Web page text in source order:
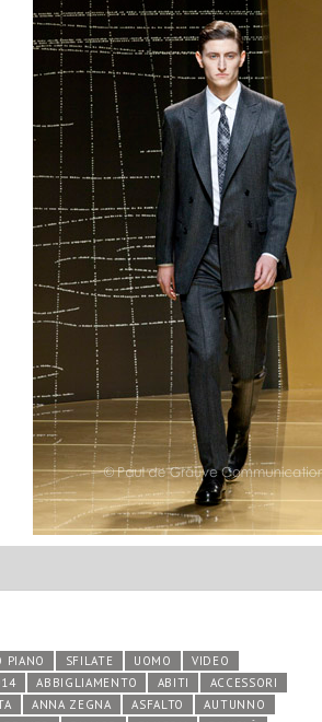
PIANO SFILATE UOMO
VIDEO
ABBIGLIAMENTO ABITI
ACCESSORI
ANNA ZEGNA ASFALTO
AUTUNNO